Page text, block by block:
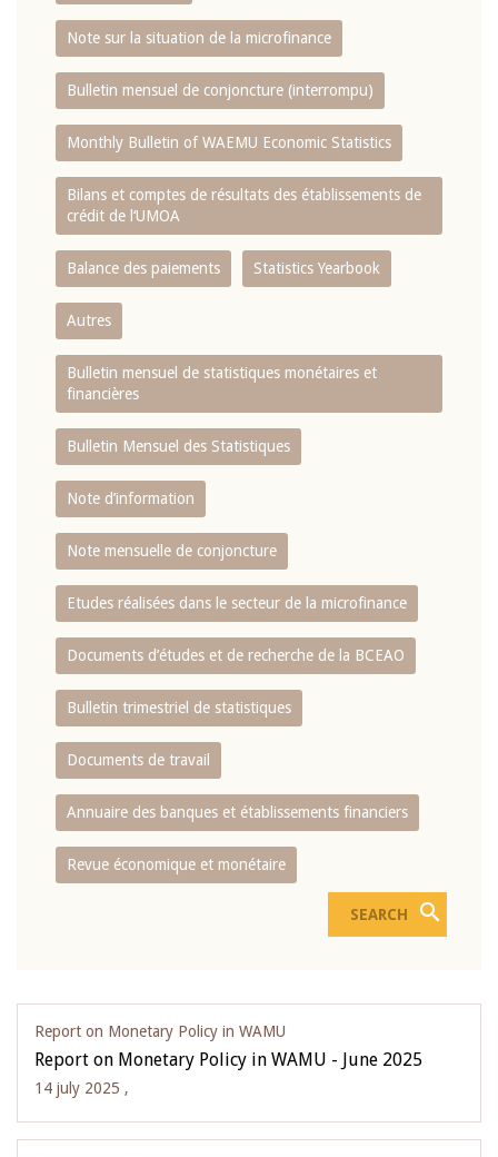
Note sur la situation de la microfinance
Bulletin mensuel de conjoncture (interrompu)
Monthly Bulletin of WAEMU Economic Statistics
Bilans et comptes de résultats des établissements de
crédit de l‘UMOA
Balance des paiements Statistics Yearbook
Autres
Bulletin mensuel de statistiques monétaires et
financières
Bulletin Mensuel des Statistiques
Note d’information
Note mensuelle de conjoncture
Etudes réalisées dans le secteur de la microfinance
Documents d’études et de recherche de la BCEAO
Bulletin trimestriel de statistiques
Documents de travail
Annuaire des banques et établissements financiers
Revue économique et monétaire
Report on Monetary Policy in WAMU
Report on Monetary Policy in WAMU - June 2025
14 july 2025 ,